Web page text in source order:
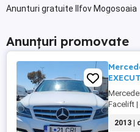
Anunturi gratuite Ilfov Mogosoaia
Anunțuri promovate
Facelift |
doar la
2013 |